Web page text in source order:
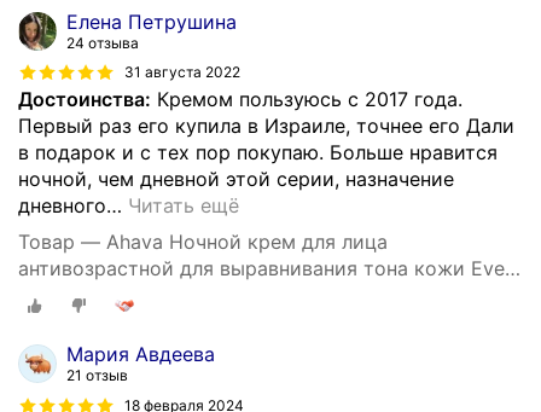
Елена Петрушина
24 отзыва
31 августа 2022
Достоинства: Кремом пользуюсь с 2017 года.
Первый раз его купила в Израиле, точнее его Дали
в подарок и с тех пор покупаю. Больше нравится
ночной, чем дневной этой серии, назначение
дневного… Читать ещё
Товар — Ahava Ночной крем для лица
антивозрастной для выравнивания тона кожи Even
Tone 50 мл
Мария Авдеева
21 отзыв
18 февраля 2024